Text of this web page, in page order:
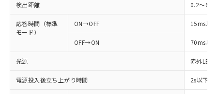
検出距離 0.2～6m
応答時間（標準
モード）
ON→OFF 15ms以
OFF→ON 70ms以
光源 赤外LED
電源投入後立ち上がり時間 2s以下